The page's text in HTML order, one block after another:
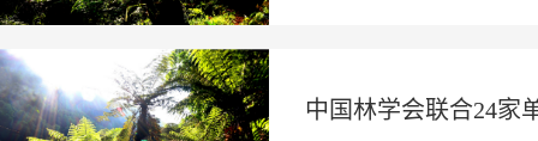
中国林学会联合24家